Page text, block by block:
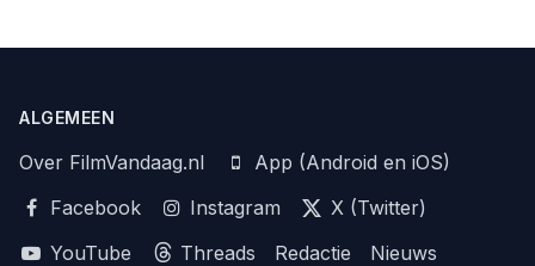
ALGEMEEN
Over FilmVandaag.nl
App (Android en iOS)
Facebook
Instagram
X (Twitter)
YouTube
Threads Redactie
Nieuws